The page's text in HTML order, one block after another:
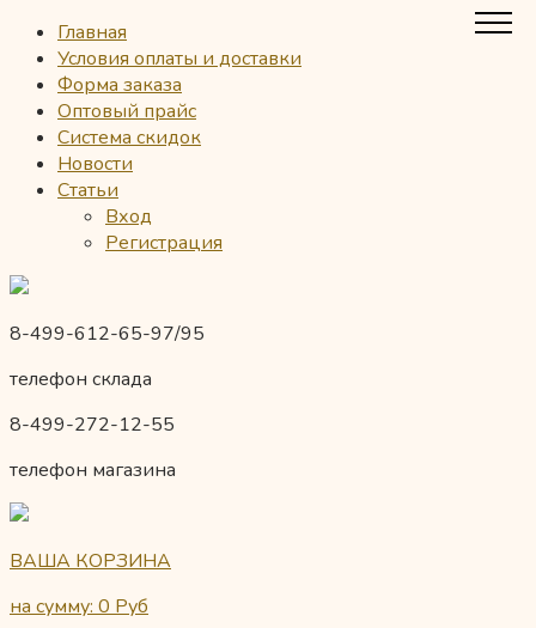
Главная
Условия оплаты и доставки
Форма заказа
Оптовый прайс
Система скидок
Новости
Статьи
Вход
Регистрация
8-499-612-65-97/95
телефон склада
8-499-272-12-55
телефон магазина
ВАША КОРЗИНА
на сумму: 0 Руб